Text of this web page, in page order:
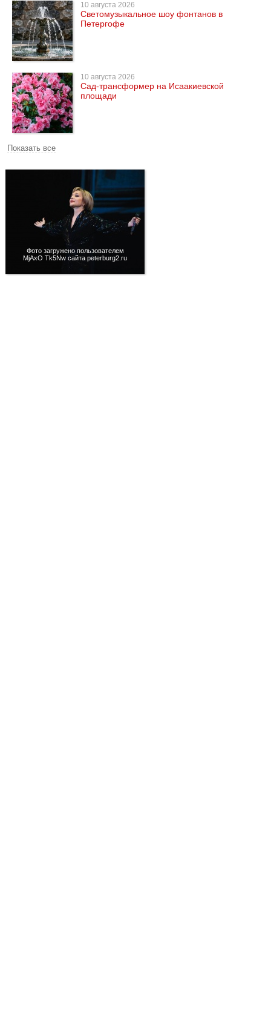
10 августа 2026
Светомузыкальное шоу фонтанов в
Петергофе
10 августа 2026
Сад-трансформер на Исаакиевской
площади
Показать все
Фото загружено пользователем
MjAxO Tk5Nw сайта peterburg2.ru